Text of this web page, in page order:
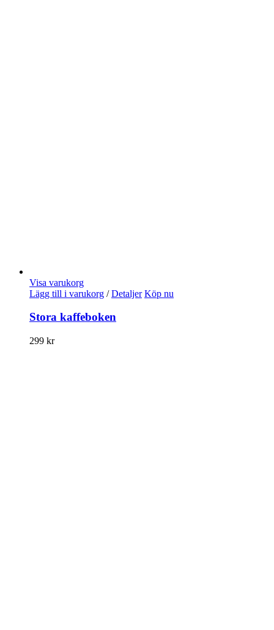
Visa varukorg
Lägg till i varukorg / Detaljer Köp nu
Stora kaffeboken
299 kr